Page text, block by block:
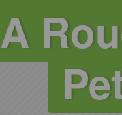
A